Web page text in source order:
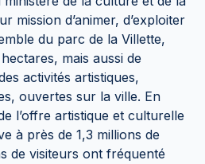
mission d’animer, d’exploiter
du parc de la Villette,
mais aussi de
activités artistiques,
ouvertes sur la ville. En
l’offre artistique et culturelle
à près de 1,3 millions de
de visiteurs ont fréquenté